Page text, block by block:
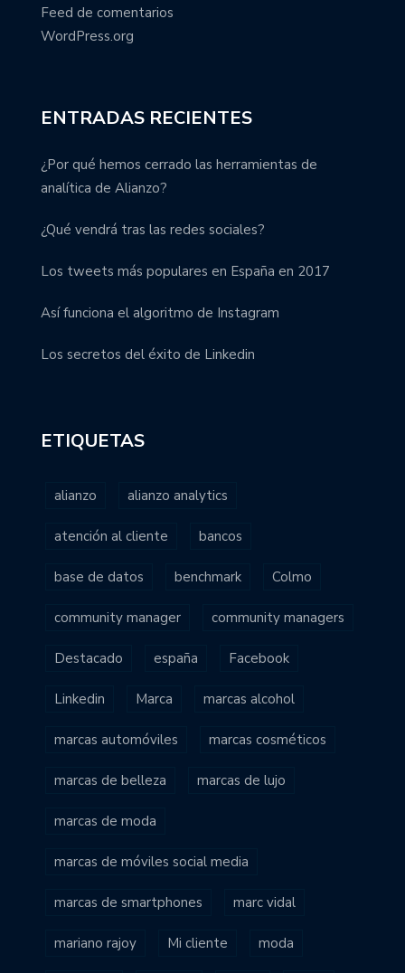
Feed de comentarios
WordPress.org
ENTRADAS RECIENTES
¿Por qué hemos cerrado las herramientas de
analítica de Alianzo?
¿Qué vendrá tras las redes sociales?
Los tweets más populares en España en 2017
Así funciona el algoritmo de Instagram
Los secretos del éxito de Linkedin
ETIQUETAS
alianzo alianzo analytics
atención al cliente bancos
base de datos benchmark Colmo
community manager community managers
Destacado españa Facebook
Linkedin Marca marcas alcohol
marcas automóviles marcas cosméticos
marcas de belleza marcas de lujo
marcas de moda
marcas de móviles social media
marcas de smartphones marc vidal
mariano rajoy Mi cliente moda